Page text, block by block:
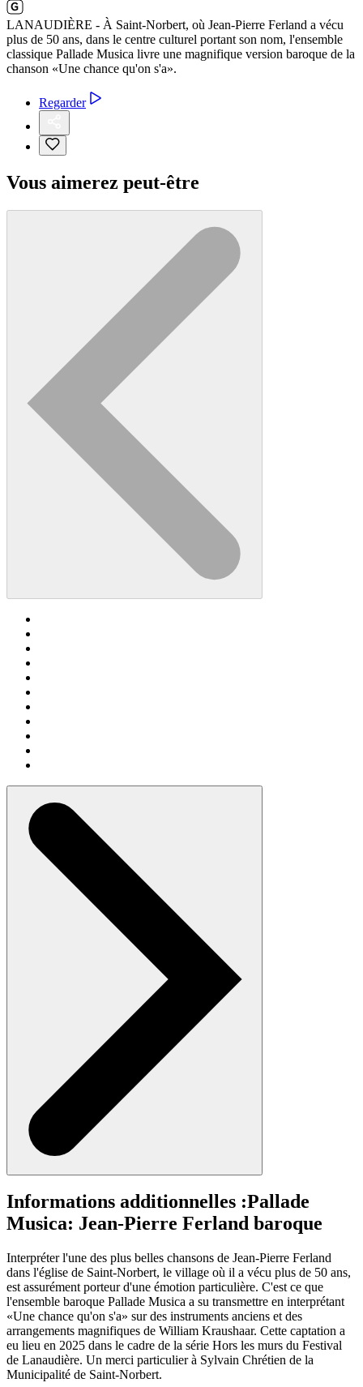
LANAUDIÈRE - À Saint-Norbert, où Jean-Pierre Ferland a vécu
plus de 50 ans, dans le centre culturel portant son nom, l'ensemble
classique Pallade Musica livre une magnifique version baroque de la
chanson «Une chance qu'on s'a».
Regarder
Vous aimerez peut-être
Informations additionnelles :Pallade
Musica: Jean-Pierre Ferland baroque
Interpréter l'une des plus belles chansons de Jean-Pierre Ferland
dans l'église de Saint-Norbert, le village où il a vécu plus de 50 ans,
est assurément porteur d'une émotion particulière. C'est ce que
l'ensemble baroque Pallade Musica a su transmettre en interprétant
«Une chance qu'on s'a» sur des instruments anciens et des
arrangements magnifiques de William Kraushaar. Cette captation a
eu lieu en 2025 dans le cadre de la série Hors les murs du Festival
de Lanaudière. Un merci particulier à Sylvain Chrétien de la
Municipalité de Saint-Norbert.